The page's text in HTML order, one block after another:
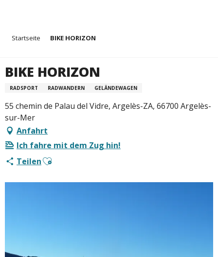
principal
Startseite BIKE HORIZON
BIKE HORIZON
RADSPORT RADWANDERN GELÄNDEWAGEN
55 chemin de Palau del Vidre, Argelès-ZA, 66700 Argelès-
sur-Mer
Anfahrt
Ich fahre mit dem Zug hin!
TeilenAjouter aux favoris